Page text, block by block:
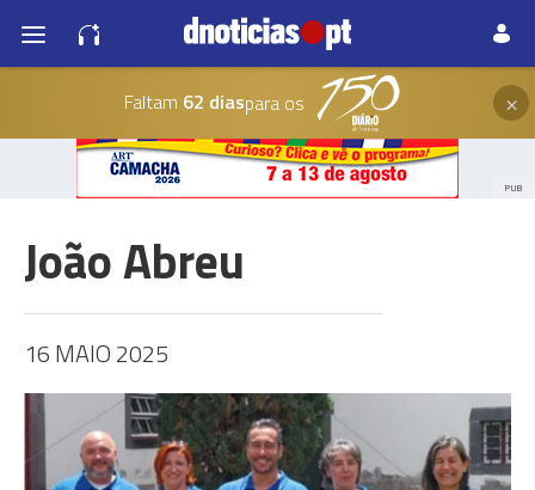
Faltam 62 diaspara os ×
PUB
João Abreu
16 MAIO 2025